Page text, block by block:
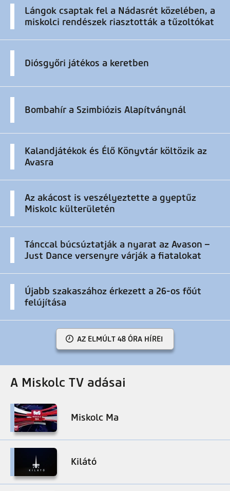
Lángok csaptak fel a Nádasrét közelében, a
miskolci rendészek riasztották a tűzoltókat
Diósgyőri játékos a keretben
Bombahír a Szimbiózis Alapítványnál
Kalandjátékok és Élő Könyvtár költözik az
Avasra
Az akácost is veszélyeztette a gyeptűz
Miskolc külterületén
Tánccal búcsúztatják a nyarat az Avason –
Just Dance versenyre várják a fiatalokat
Újabb szakaszához érkezett a 26-os főút
felújítása
AZ ELMÚLT 48 ÓRA HÍREI
A Miskolc TV adásai
Miskolc Ma
Kilátó